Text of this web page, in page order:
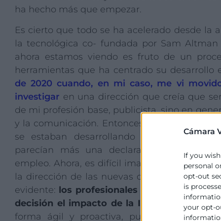
Cámara
If you
personal
opt-out
is
your opt-
ha hecho más que empezar.
Es cierto que todo se ha acelerado desde la
la tecnológica co- fundada por Sam
ahora estamos viendo es fruto de un
herramientas que ha centrado su desarrollo
de 2020 cuando, en mi caso, me vi
investigar en una dirección que creía que
de mi profesión base, publicista, sino en
y la comunicación. Entonces, ya parecían
se estaban desarrollando conceptos y
parecían más una declaración de
empleo. Ahora, es difícil imaginar el futuro
la dirección de las nuevas creaciones que
evidente: los profesionales del marketing
decisión el impacto de la IA en nuestra
forma ágil y proactiva, pues si una cosa